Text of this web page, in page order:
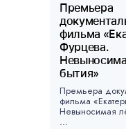
Премьера
фильма
Фурцева.
бытия»
Премьера
фильма
Невыносимая
...